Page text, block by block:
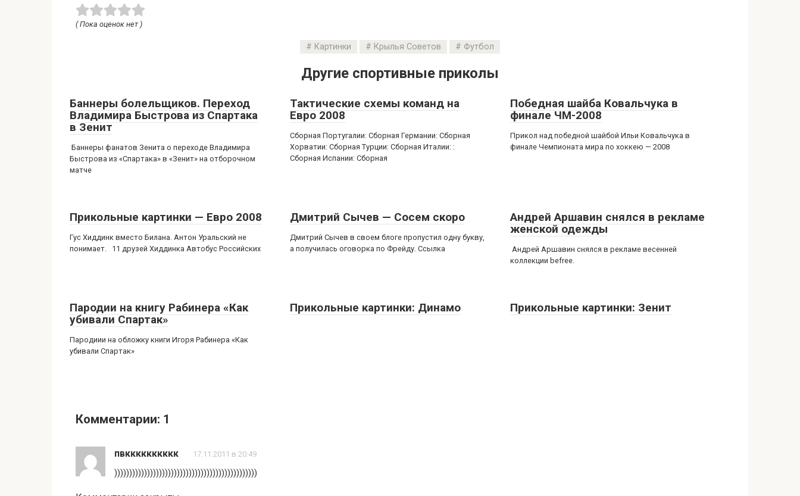
( Пока оценок нет )
Картинки Крылья Советов Футбол
Другие спортивные приколы
Баннеры болельщиков. Переход
Владимира Быстрова из Спартака
в Зенит
Баннеры фанатов Зенита о переходе Владимира
Быстрова из «Спартака» в «Зенит» на отборочном
матче
Тактические схемы команд на
Евро 2008
Сборная Португалии: Сборная Германии: Сборная
Хорватии: Сборная Турции: Сборная Италии: :
Сборная Испании: Сборная
Победная шайба Ковальчука в
финале ЧМ-2008
Прикол над победной шайбой Ильи Ковальчука в
финале Чемпионата мира по хоккею — 2008
Прикольные картинки — Евро 2008
Гус Хиддинк вместо Билана. Антон Уральский не
понимает. 11 друзей Хиддинка Автобус Российских
Дмитрий Сычев — Сосем скоро
Дмитрий Сычев в своем блоге пропустил одну букву,
а получилась оговорка по Фрейду. Ссылка
Андрей Аршавин снялся в рекламе
женской одежды
Андрей Аршавин снялся в рекламе весенней
коллекции befree.
Пародии на книгу Рабинера «Как
убивали Спартак»
Пародиии на обложку книги Игоря Рабинера «Как
убивали Спартак»
Прикольные картинки: Динамо Прикольные картинки: Зенит
Комментарии: 1
пвкккккккккк 17.11.2011 в 20:49
))))))))))))))))))))))))))))))))))))))))))))))))